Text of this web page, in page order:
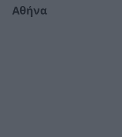
Αθήνα